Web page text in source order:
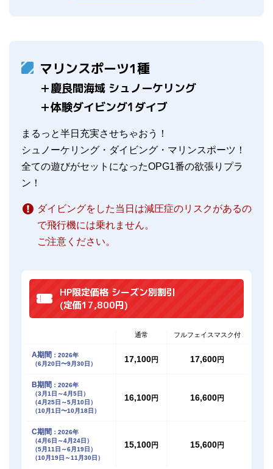
マリンスポーツ1種
＋慶良間海域 シュノーケリング
＋体験ダイビング1ダイブ
まるっと半日充実させちゃおう！
シュノーケリング・ダイビング・マリンスポーツ！
全ての遊びがセットになったOPG1番の欲張りプラ
ン！
ダイビングをした当日は減圧症のリスクがあるの
で飛行機には乗れません。
ご注意ください。
HP限定価格 シーズン別割引
(定価17,800円)
通常 フルフェイスマスク付
A期間 ：2026年
（6月20日〜9月30日）
17,100円 17,600円
B期間 ：2026年
（3月1日～4月5日）
（4月25日～5月10日）
（10月1日〜10月18日）
16,100円 16,600円
C期間 ：2026年
（4月6日～4月24日）
（5月11日～6月19日）
（10月19日～11月30日）
15,100円 15,600円